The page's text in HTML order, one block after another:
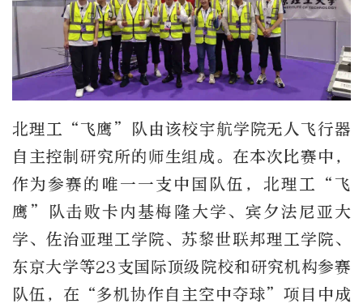
北理工“飞鹰”队由该校宇航学院无人飞行器
自主控制研究所的师生组成。在本次比赛中，
作为参赛的唯一一支中国队伍，北理工“飞
鹰”队击败卡内基梅隆大学、宾夕法尼亚大
学、佐治亚理工学院、苏黎世联邦理工学院、
东京大学等23支国际顶级院校和研究机构参赛
队伍，在“多机协作自主空中夺球”项目中成